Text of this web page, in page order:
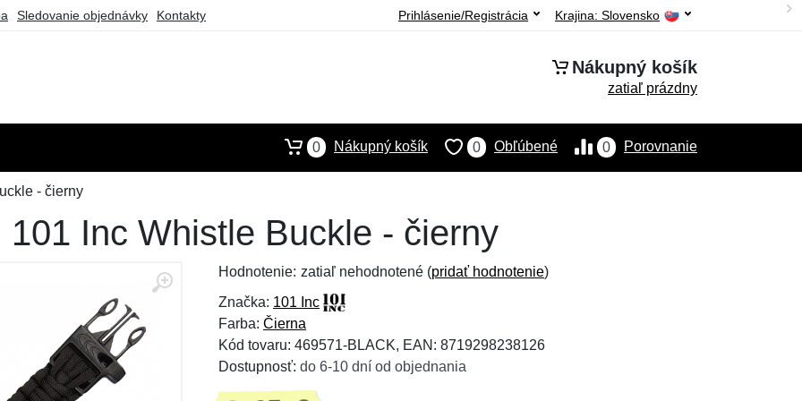
Sledovanie objednávky Kontakty Krajina: Slovensko
Prihlásenie/Registrácia
Nákupný košík
zatiaľ prázdny
0 Porovnanie
0 Obľúbené
0 Nákupný košík
- čierny
Inc Whistle Buckle - čierny
Hodnotenie: zatiaľ nehodnotené (pridať hodnotenie)
Značka: 101 Inc
Farba: Čierna
Kód tovaru: 469571-BLACK, EAN: 8719298238126
Dostupnosť: do 6-10 dní od objednania